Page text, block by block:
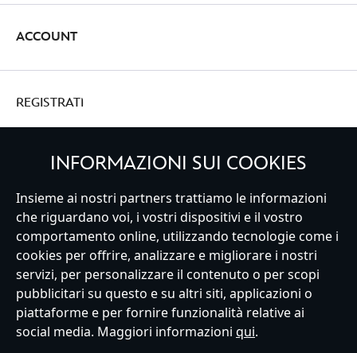
ACCOUNT
REGISTRATI
Italy
Servizio Clienti Termini d'Uso Trova Negozio
Mappa del Sito
Normativa Europea sul trattamento dei dati personali
Informativa sulla privacy
Politica dei Cookie
Informativa sulla privacy UE
Termini e Condizioni generali
Gestisci le impostazioni dei Cookies
s172 Statements
INFORMAZIONI SUI COOKIES
Insieme ai nostri partners trattiamo le informazioni
che riguardano voi, i vostri dispositivi e il vostro
comportamento online, utilizzando tecnologie come i
cookies per offrire, analizzare e migliorare i nostri
servizi, per personalizzare il contenuto o per scopi
pubblicitari su questo e su altri siti, applicazioni o
piattaforme e per fornire funzionalità relative ai
social media. Maggiori informazioni qui.